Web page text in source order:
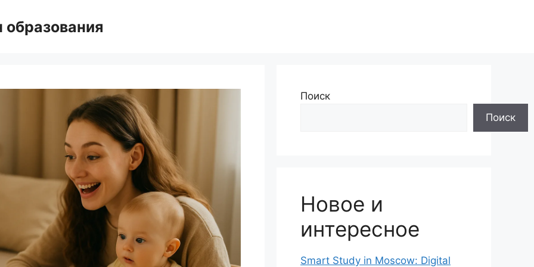
Поиск
Поиск
Новое и
интересное
Smart Study in Moscow: Digital